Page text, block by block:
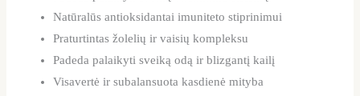
Natūralūs antioksidantai imuniteto stiprinimui
Praturtintas žolelių ir vaisių kompleksu
Padeda palaikyti sveiką odą ir blizgantį kailį
Visavertė ir subalansuota kasdienė mityba